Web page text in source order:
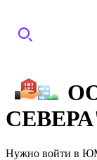
Нужно войти в